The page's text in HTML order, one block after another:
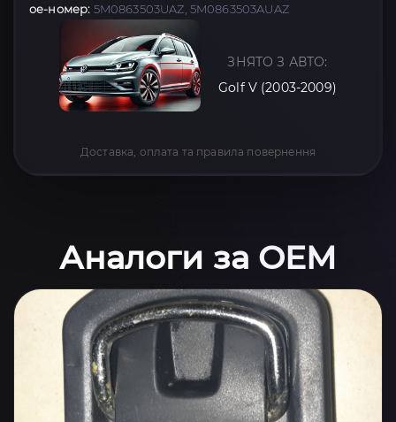
oe-номер: 5M0863503UAZ, 5M0863503AUAZ
ЗНЯТО З АВТО:
Golf V (2003-2009)
Доставка, оплата та правила повернення
Аналоги за OEM